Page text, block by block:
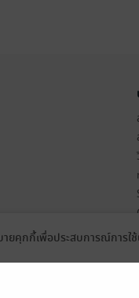
ายคุกกี้เพื่อประสบการณ์กา